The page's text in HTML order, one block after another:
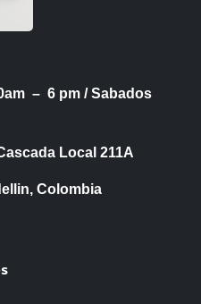
– 6 pm /Sabados
Local 211A
Colombia